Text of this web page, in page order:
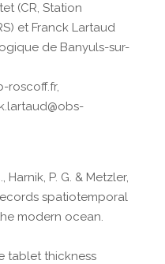
(CR, Station
et Franck Lartaud
de Banyuls-sur-
roscoff.fr,
Harnik, P. G. & Metzler,
spatiotemporal
modern ocean.
tablet thickness